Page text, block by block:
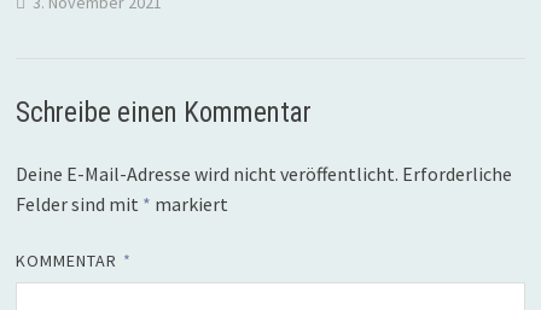
Schreibe einen Kommentar
Deine E-Mail-Adresse wird nicht veröffentlicht. Erforderliche
Felder sind mit * markiert
KOMMENTAR *